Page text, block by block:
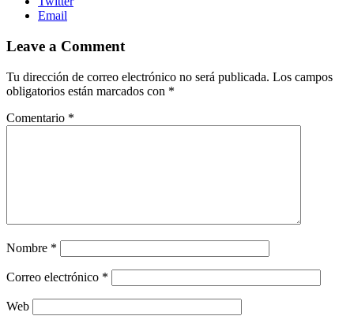
Email
Leave a Comment
Tu dirección de correo electrónico no será publicada. Los campos
obligatorios están marcados con *
Comentario *
Nombre *
Correo electrónico *
Web